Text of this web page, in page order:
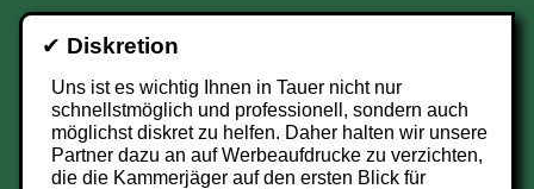
✔ Diskretion
Uns ist es wichtig Ihnen in Tauer nicht nur
schnellstmöglich und professionell, sondern auch
möglichst diskret zu helfen. Daher halten wir unsere
Partner dazu an auf Werbeaufdrucke zu verzichten,
die die Kammerjäger auf den ersten Blick für